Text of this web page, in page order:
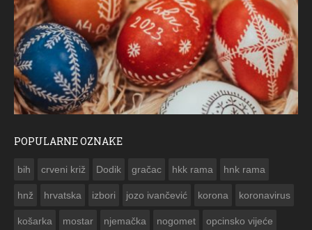
POPULARNE OZNAKE
bih crveni križ Dodik gračac hkk rama hnk rama
hnž hrvatska izbori jozo ivančević korona koronavirus
košarka mostar njemačka nogomet opcinsko vijeće